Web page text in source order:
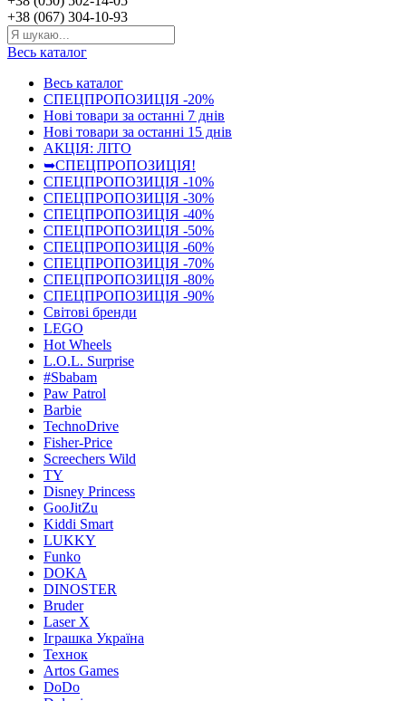
+38 (067) 304-10-93
Весь каталог
Весь каталог
СПЕЦПРОПОЗИЦІЯ -20%
Нові товари за останнi 7 днiв
Нові товари за останнi 15 днiв
АКЦІЯ: ЛІТО
➥СПЕЦПРОПОЗИЦІЯ!
СПЕЦПРОПОЗИЦІЯ -10%
СПЕЦПРОПОЗИЦІЯ -30%
СПЕЦПРОПОЗИЦІЯ -40%
СПЕЦПРОПОЗИЦІЯ -50%
СПЕЦПРОПОЗИЦІЯ -60%
СПЕЦПРОПОЗИЦІЯ -70%
СПЕЦПРОПОЗИЦІЯ -80%
СПЕЦПРОПОЗИЦІЯ -90%
Світові бренди
LEGO
Hot Wheels
L.O.L. Surprise
#Sbabam
Paw Patrol
Barbie
TechnoDrive
Fisher-Price
Screechers Wild
TY
Disney Princess
GooJitZu
Kiddi Smart
LUKKY
Funko
DOKA
DINOSTER
Bruder
Laser X
Іграшка Україна
Технок
Artos Games
DoDo